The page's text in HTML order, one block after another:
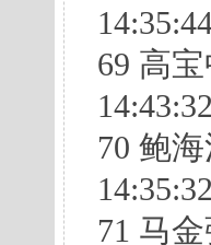
69 高
70 鲍
71 马